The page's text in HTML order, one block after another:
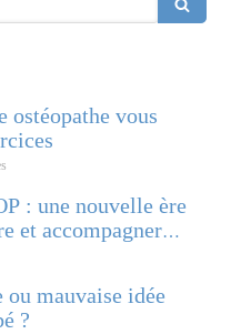
ostéopathe vous
: une nouvelle ère
et accompagner
ou mauvaise idée
?